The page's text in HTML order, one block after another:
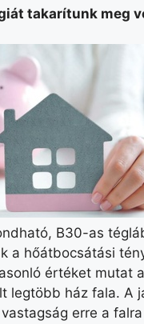
takarítunk meg
B30-as
a hőátbocsátási
értéket mutat
legtöbb ház fala. A
erre a falra